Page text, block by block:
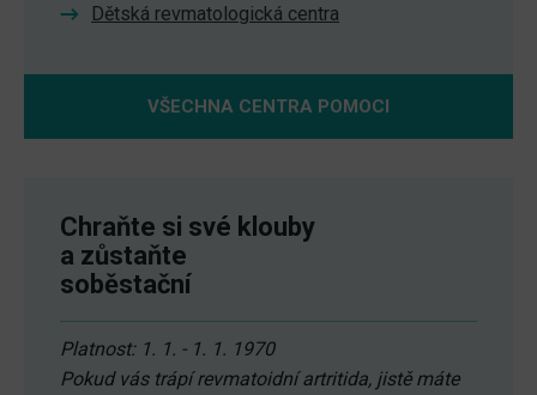
Dětská revmatologická centra
VŠECHNA CENTRA POMOCI
Chraňte si své klouby
a zůstaňte
soběstační
Platnost: 1. 1. - 1. 1. 1970
Pokud vás trápí revmatoidní artritida, jistě máte